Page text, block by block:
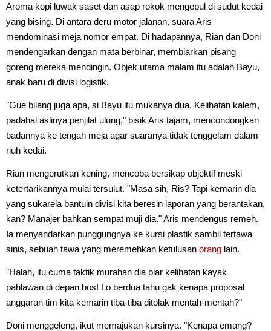
Aroma kopi luwak saset dan asap rokok mengepul di sudut kedai
yang bising. Di antara deru motor jalanan, suara Aris
mendominasi meja nomor empat. Di hadapannya, Rian dan Doni
mendengarkan dengan mata berbinar, membiarkan pisang
goreng mereka mendingin. Objek utama malam itu adalah Bayu,
anak baru di divisi logistik.
"Gue bilang juga apa, si Bayu itu mukanya dua. Kelihatan kalem,
padahal aslinya penjilat ulung," bisik Aris tajam, mencondongkan
badannya ke tengah meja agar suaranya tidak tenggelam dalam
riuh kedai.
Rian mengerutkan kening, mencoba bersikap objektif meski
ketertarikannya mulai tersulut. "Masa sih, Ris? Tapi kemarin dia
yang sukarela bantuin divisi kita beresin laporan yang berantakan,
kan? Manajer bahkan sempat muji dia." Aris mendengus remeh.
Ia menyandarkan punggungnya ke kursi plastik sambil tertawa
sinis, sebuah tawa yang meremehkan ketulusan orang lain.
"Halah, itu cuma taktik murahan dia biar kelihatan kayak
pahlawan di depan bos! Lo berdua tahu gak kenapa proposal
anggaran tim kita kemarin tiba-tiba ditolak mentah-mentah?"
Doni menggeleng, ikut memajukan kursinya. "Kenapa emang?